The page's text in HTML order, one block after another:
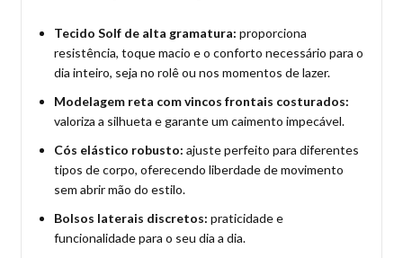
Tecido Solf de alta gramatura: proporciona
resistência, toque macio e o conforto necessário para o
dia inteiro, seja no rolê ou nos momentos de lazer.
Modelagem reta com vincos frontais costurados:
valoriza a silhueta e garante um caimento impecável.
Cós elástico robusto: ajuste perfeito para diferentes
tipos de corpo, oferecendo liberdade de movimento
sem abrir mão do estilo.
Bolsos laterais discretos: praticidade e
funcionalidade para o seu dia a dia.